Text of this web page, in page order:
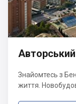
Авторський
Знайомтесь з
життя.